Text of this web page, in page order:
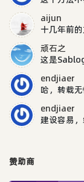
aijun
十几年前
顽石之
这是
endjiaer
哈，转载
endjiaer
建设容易
赞助商